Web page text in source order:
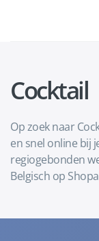
Cocktail
Op zoek naar
en snel online bij
regiogebonden
Belgisch op